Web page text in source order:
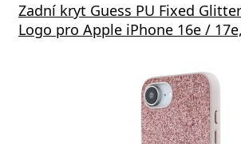
Zadní kryt Guess PU Fixed
Logo pro Apple iPhone 16e /